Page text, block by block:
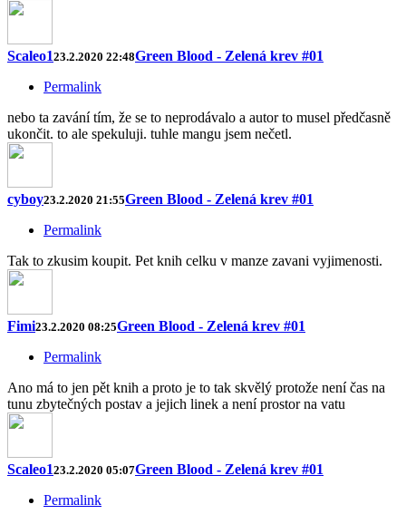
Scaleo123.2.2020 22:48Green Blood - Zelená krev #01
Permalink
nebo ta zavání tím, že se to neprodávalo a autor to musel předčasně
ukončit. to ale spekuluji. tuhle mangu jsem nečetl.
cyboy23.2.2020 21:55Green Blood - Zelená krev #01
Permalink
Tak to zkusim koupit. Pet knih celku v manze zavani vyjimenosti.
Fimi23.2.2020 08:25Green Blood - Zelená krev #01
Permalink
Ano má to jen pět knih a proto je to tak skvělý protože není čas na
tunu zbytečných postav a jejich linek a není prostor na vatu
Scaleo123.2.2020 05:07Green Blood - Zelená krev #01
Permalink